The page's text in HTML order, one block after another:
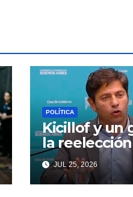
POLÍTICA
Kicillof y un
la
intendentes
Cagliardi
ansioso
JUL 25, 2026